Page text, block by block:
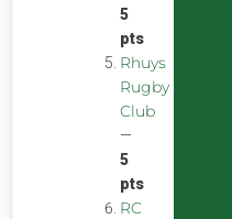
5
pts
Rhuys
Rugby
Club
—
5
pts
RC